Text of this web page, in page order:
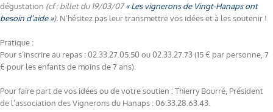
dégustation (cf : billet du 19/03/07« Les vignerons de Vingt-Hanaps ont
besoin d’aide »). N’hésitez pas leur transmettre vos idées et à les soutenir !
Pratique :
Pour s’inscrire au repas : 02.33.27.05.50 ou 02.33.27.73 (15 € par personne, 7
€ pour les enfants de moins de 7 ans).
Pour faire part de vos idées ou de votre soutien : Thierry Bourré, Président
de l’association des Vignerons du Hanaps : 06.33.28.63.43.